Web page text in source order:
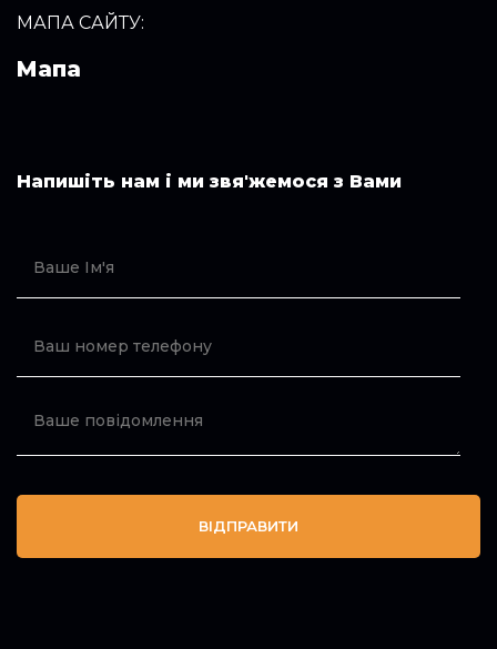
МАПА САЙТУ:
Мапа
Напишіть нам і ми звя'жемося з Вами
ВІДПРАВИТИ